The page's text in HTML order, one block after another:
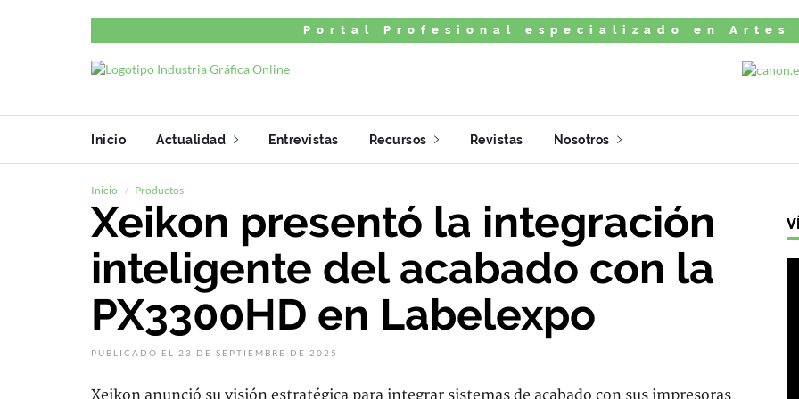
Portal Profesional especializado en Artes
Inicio Actualidad Entrevistas Recursos Revistas Nosotros
Inicio Productos
Xeikon presentó la integración
inteligente del acabado con la
PX3300HD en Labelexpo
PUBLICADO EL 23 DE SEPTIEMBRE DE 2025
Xeikon anunció su visión estratégica para integrar sistemas de acabado con sus impresoras